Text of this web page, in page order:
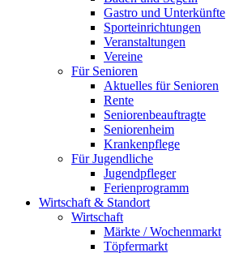
Gastro und Unterkünfte
Sporteinrichtungen
Veranstaltungen
Vereine
Für Senioren
Aktuelles für Senioren
Rente
Seniorenbeauftragte
Seniorenheim
Krankenpflege
Für Jugendliche
Jugendpfleger
Ferienprogramm
Wirtschaft & Standort
Wirtschaft
Märkte / Wochenmarkt
Töpfermarkt